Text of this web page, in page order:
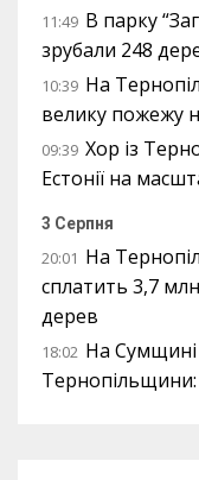
11:49 В парку
зрубали 248
10:39 На
велику пожежу
09:39 Хор із
Естонії на
3 Серпня
20:01 На
сплатить 3,7
дерев
18:02 На